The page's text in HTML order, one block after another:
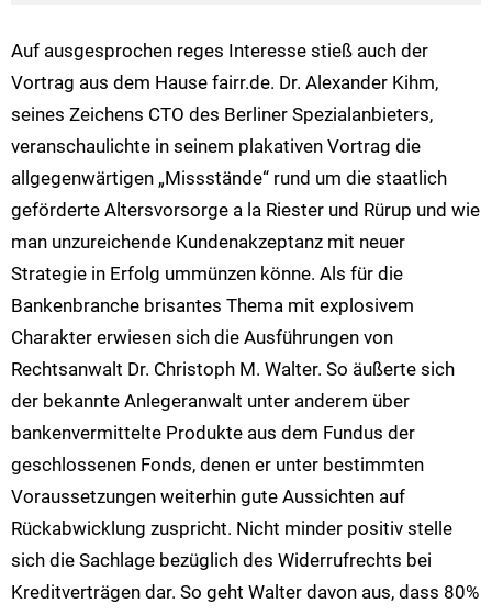
Auf ausgesprochen reges Interesse stieß auch der
Vortrag aus dem Hause fairr.de. Dr. Alexander Kihm,
seines Zeichens CTO des Berliner Spezialanbieters,
veranschaulichte in seinem plakativen Vortrag die
allgegenwärtigen „Missstände“ rund um die staatlich
geförderte Altersvorsorge a la Riester und Rürup und wie
man unzureichende Kundenakzeptanz mit neuer
Strategie in Erfolg ummünzen könne. Als für die
Bankenbranche brisantes Thema mit explosivem
Charakter erwiesen sich die Ausführungen von
Rechtsanwalt Dr. Christoph M. Walter. So äußerte sich
der bekannte Anlegeranwalt unter anderem über
bankenvermittelte Produkte aus dem Fundus der
geschlossenen Fonds, denen er unter bestimmten
Voraussetzungen weiterhin gute Aussichten auf
Rückabwicklung zuspricht. Nicht minder positiv stelle
sich die Sachlage bezüglich des Widerrufrechts bei
Kreditverträgen dar. So geht Walter davon aus, dass 80%